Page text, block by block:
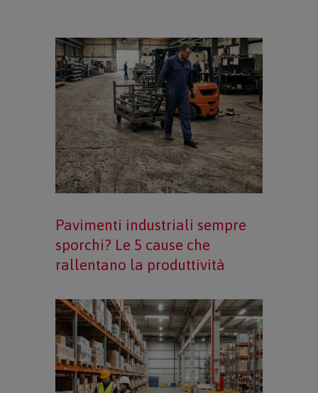
Pavimenti industriali sempre
sporchi? Le 5 cause che
rallentano la produttività